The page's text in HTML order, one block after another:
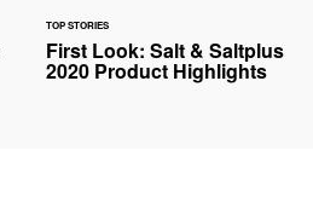
TOP STORIES
First Look: Salt & Saltplus
2020 Product Highlights